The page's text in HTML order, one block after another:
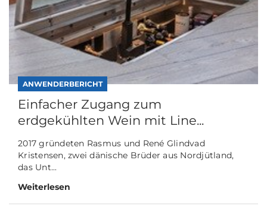
ANWENDERBERICHT
Einfacher Zugang zum
erdgekühlten Wein mit Line...
2017 gründeten Rasmus und René Glindvad
Kristensen, zwei dänische Brüder aus Nordjütland,
das Unt...
Weiterlesen